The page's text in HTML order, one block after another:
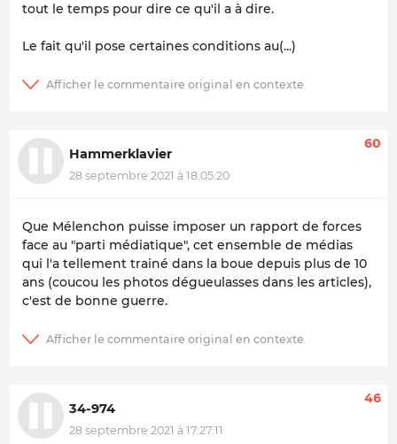
tout le temps pour dire ce qu'il a à dire.
Le fait qu'il pose certaines conditions au(...)
Hammerklavier
28 septembre 2021 à 18:05:20
60
Que Mélenchon puisse imposer un rapport de forces
face au "parti médiatique", cet ensemble de médias
qui l'a tellement trainé dans la boue depuis plus de 10
ans (coucou les photos dégueulasses dans les articles),
c'est de bonne guerre.
34-974
28 septembre 2021 à 17:27:11
46